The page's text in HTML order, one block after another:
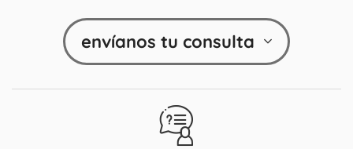
envíanos tu consulta